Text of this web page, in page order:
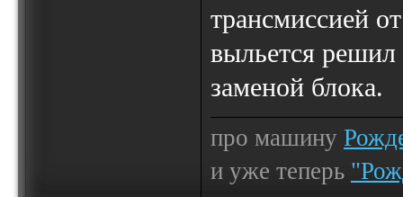
трансмиссией
выльется решил
заменой блока.
про машину
и уже теперь